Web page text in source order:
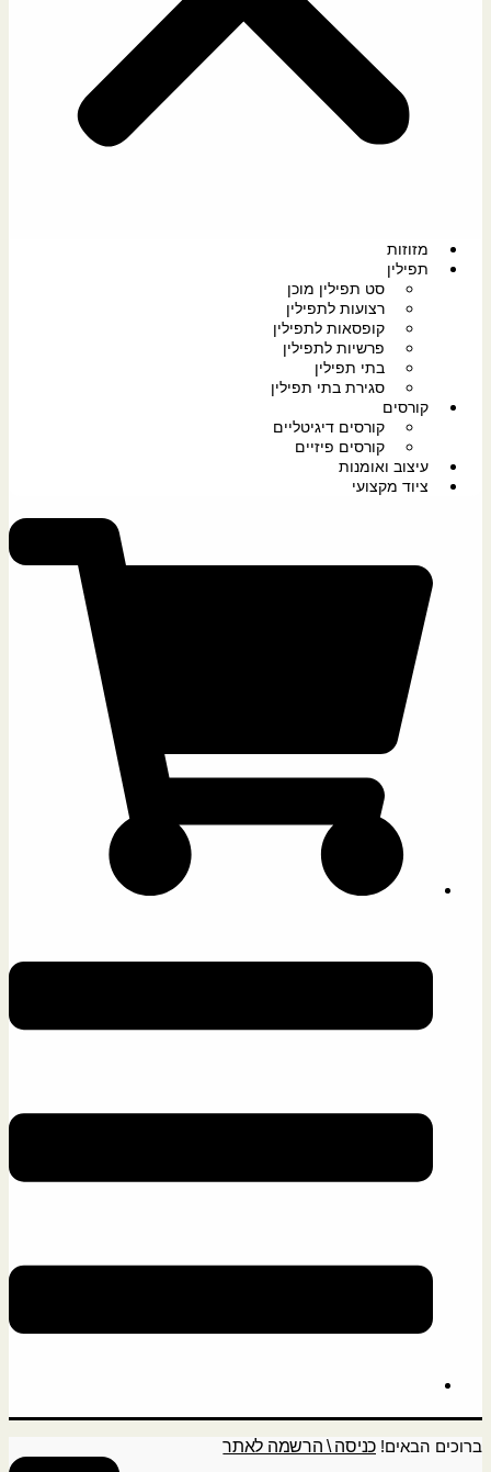
מזוזות
תפילין
סט תפילין מוכן
רצועות לתפילין
קופסאות לתפילין
פרשיות לתפילין
בתי תפילין
סגירת בתי תפילין
קורסים
קורסים דיגיטליים
קורסים פיזיים
עיצוב ואומנות
ציוד מקצועי
ברוכים הבאים! כניסה \ הרשמה לאתר